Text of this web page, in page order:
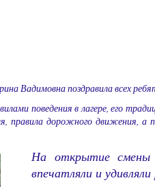
Вадимовна поздравила всех
поведения в лагере, его
правила дорожного движения, а
На открытие смены
впечатляли и